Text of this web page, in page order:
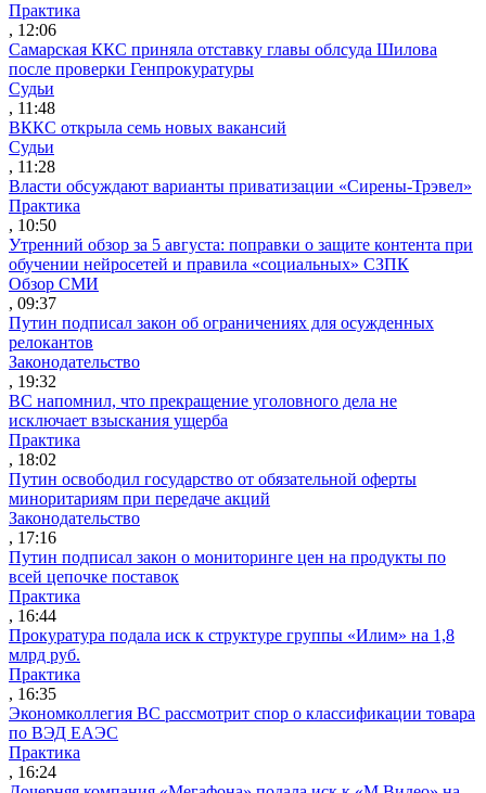
Практика
, 12:06
Самарская ККС приняла отставку главы облсуда Шилова
после проверки Генпрокуратуры
Судьи
, 11:48
ВККС открыла семь новых вакансий
Судьи
, 11:28
Власти обсуждают варианты приватизации «Сирены-Трэвел»
Практика
, 10:50
Утренний обзор за 5 августа: поправки о защите контента при
обучении нейросетей и правила «социальных» СЗПК
Обзор СМИ
, 09:37
Путин подписал закон об ограничениях для осужденных
релокантов
Законодательство
, 19:32
ВС напомнил, что прекращение уголовного дела не
исключает взыскания ущерба
Практика
, 18:02
Путин освободил государство от обязательной оферты
миноритариям при передаче акций
Законодательство
, 17:16
Путин подписал закон о мониторинге цен на продукты по
всей цепочке поставок
Практика
, 16:44
Прокуратура подала иск к структуре группы «Илим» на 1,8
млрд руб.
Практика
, 16:35
Экономколлегия ВС рассмотрит спор о классификации товара
по ВЭД ЕАЭС
Практика
, 16:24